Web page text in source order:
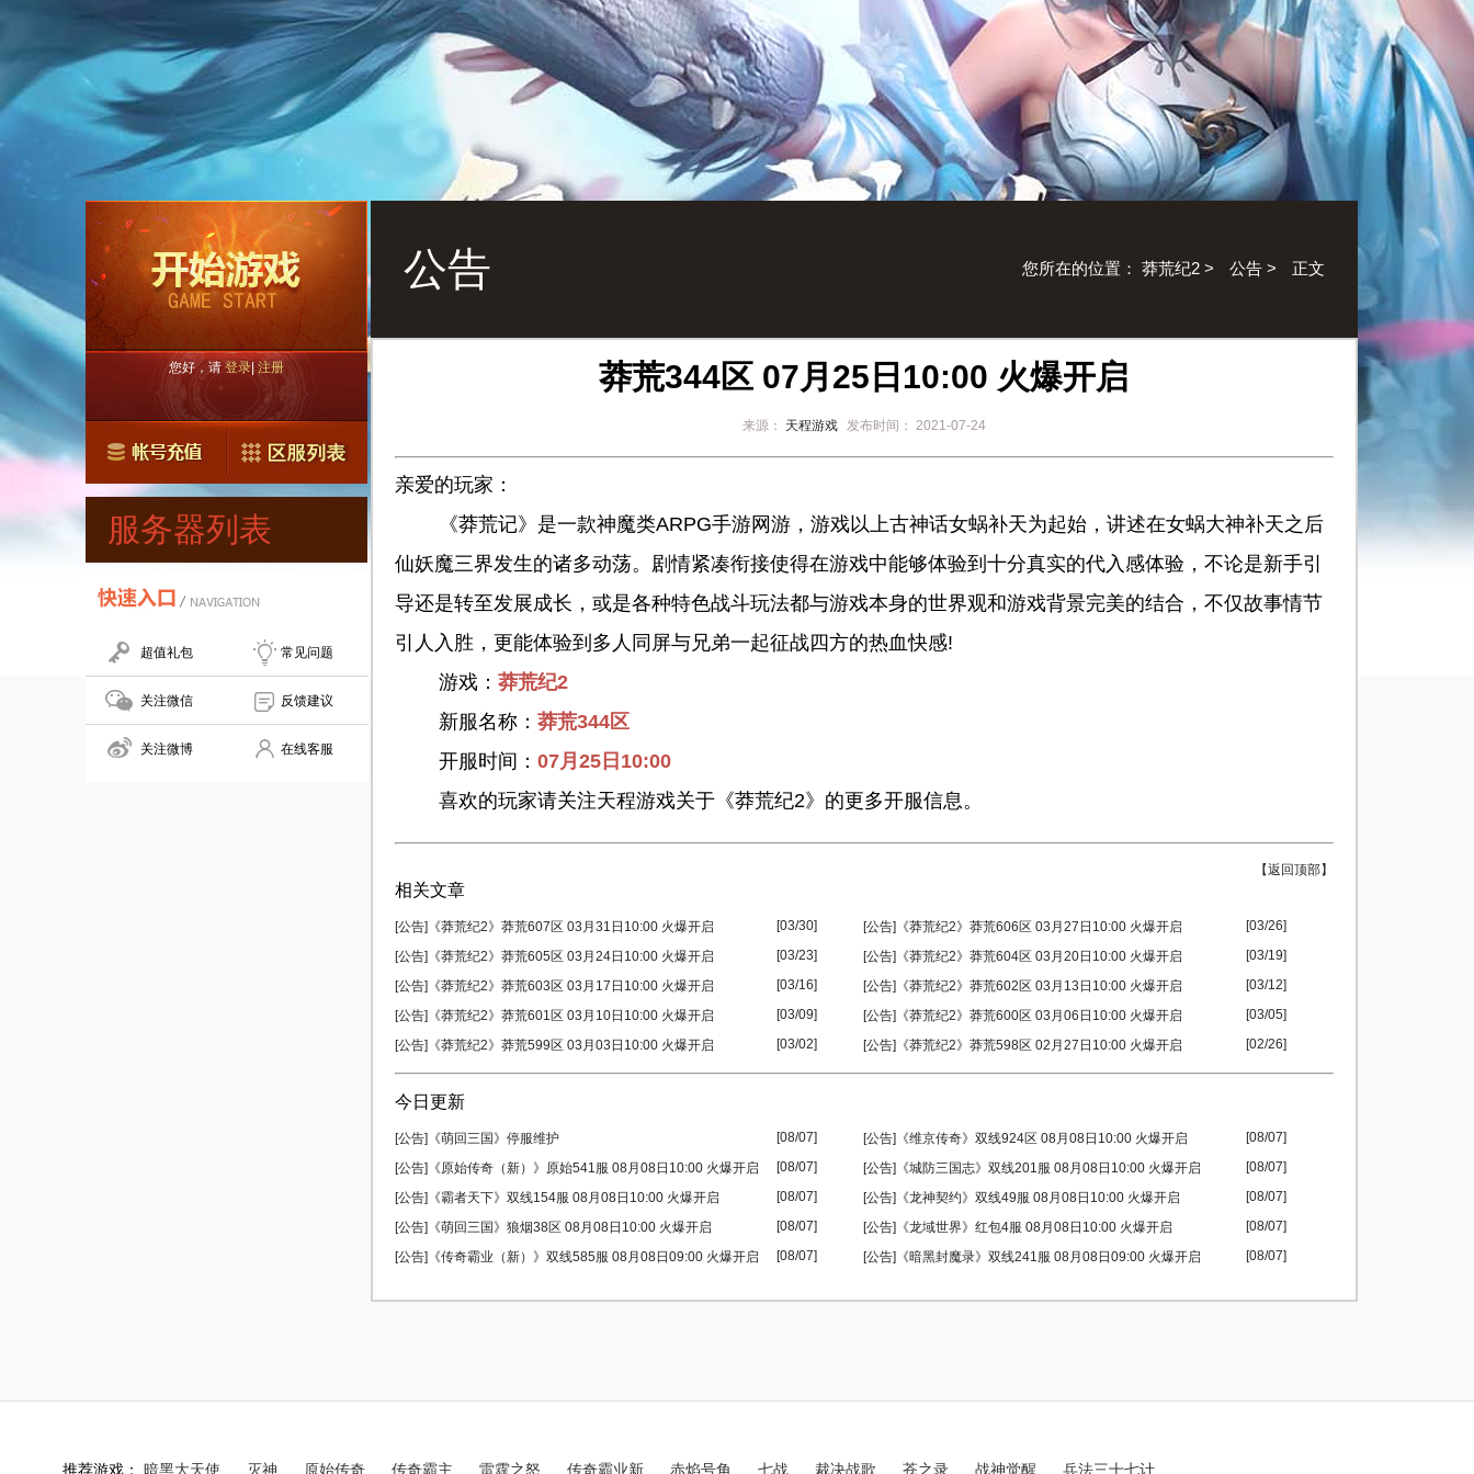
您好，请登录 |注册
服务器列表
超值礼包 常见问题
关注微信 反馈建议
关注微博 在线客服
公告 您所在的位置： 莽荒纪2 > 公告 > 正文
莽荒344区 07月25日10:00 火爆开启
来源： 天程游戏 发布时间： 2021-07-24
亲爱的玩家：
《莽荒记》是一款神魔类ARPG手游网游，游戏以上古神话女蜗补天为起始，讲述在女蜗大神补天之后
仙妖魔三界发生的诸多动荡。剧情紧凑衔接使得在游戏中能够体验到十分真实的代入感体验，不论是新手引
导还是转至发展成长，或是各种特色战斗玩法都与游戏本身的世界观和游戏背景完美的结合，不仅故事情节
引人入胜，更能体验到多人同屏与兄弟一起征战四方的热血快感!
游戏： 莽荒纪2
新服名称： 莽荒344区
开服时间： 07月25日10:00
喜欢的玩家请关注天程游戏关于《莽荒纪2》的更多开服信息。
【返回顶部】
相关文章
[公告]《莽荒纪2》莽荒607区 03月31日10:00 火爆开启 [03/30] [公告]《莽荒纪2》莽荒606区 03月27日10:00 火爆开启
[03/26]
[公告]《莽荒纪2》莽荒605区 03月24日10:00 火爆开启
[03/23] [公告]《莽荒纪2》莽荒604区 03月20日10:00 火爆开启
[03/19]
[公告]《莽荒纪2》莽荒603区 03月17日10:00 火爆开启
[03/16] [公告]《莽荒纪2》莽荒602区 03月13日10:00 火爆开启
[03/12]
[公告]《莽荒纪2》莽荒601区 03月10日10:00 火爆开启
[03/09] [公告]《莽荒纪2》莽荒600区 03月06日10:00 火爆开启
[03/05]
[公告]《莽荒纪2》莽荒599区 03月03日10:00 火爆开启
[03/02] [公告]《莽荒纪2》莽荒598区 02月27日10:00 火爆开启 [02/26]
今日更新
[公告]《萌回三国》停服维护 [08/07] [公告]《维京传奇》双线924区 08月08日10:00 火爆开启
[08/07]
[公告]《原始传奇（新）》原始541服 08月08日10:00 火爆开启
[08/07] [公告]《城防三国志》双线201服 08月08日10:00 火爆开启
[08/07]
[公告]《霸者天下》双线154服 08月08日10:00 火爆开启
[08/07] [公告]《龙神契约》双线49服 08月08日10:00 火爆开启
[08/07]
[公告]《萌回三国》狼烟38区 08月08日10:00 火爆开启
[08/07] [公告]《龙域世界》红包4服 08月08日10:00 火爆开启
[08/07]
[公告]《传奇霸业（新）》双线585服 08月08日09:00 火爆开启
[08/07] [公告]《暗黑封魔录》双线241服 08月08日09:00 火爆开启 [08/07]
推荐游戏： 暗黑大天使 灭神 原始传奇 传奇霸主 雷霆之怒 传奇霸业新 赤焰号角 七战 裁决战歌 苍之录 战神觉醒 兵法三十七计